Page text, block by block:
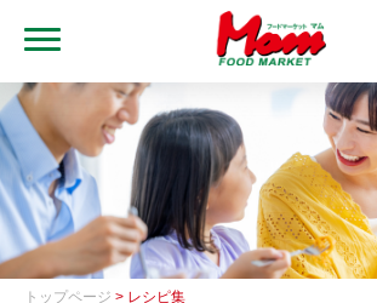
トップ
ブランド・店舗
マムアプリ
マムEdy
トップページ > レシピ集